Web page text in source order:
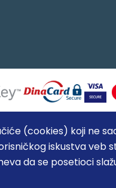
(cookies) koji ne
iskustva veb
da se posetioci
MB: 20337524
i samih cena, ali ne
u svakom trenutku.